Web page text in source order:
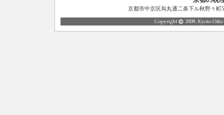
京都市中京区烏丸通二条下ル秋野々